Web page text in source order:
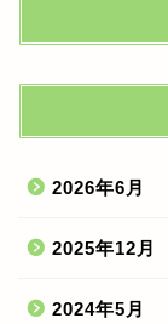
2026年6月
2025年12月
2024年5月